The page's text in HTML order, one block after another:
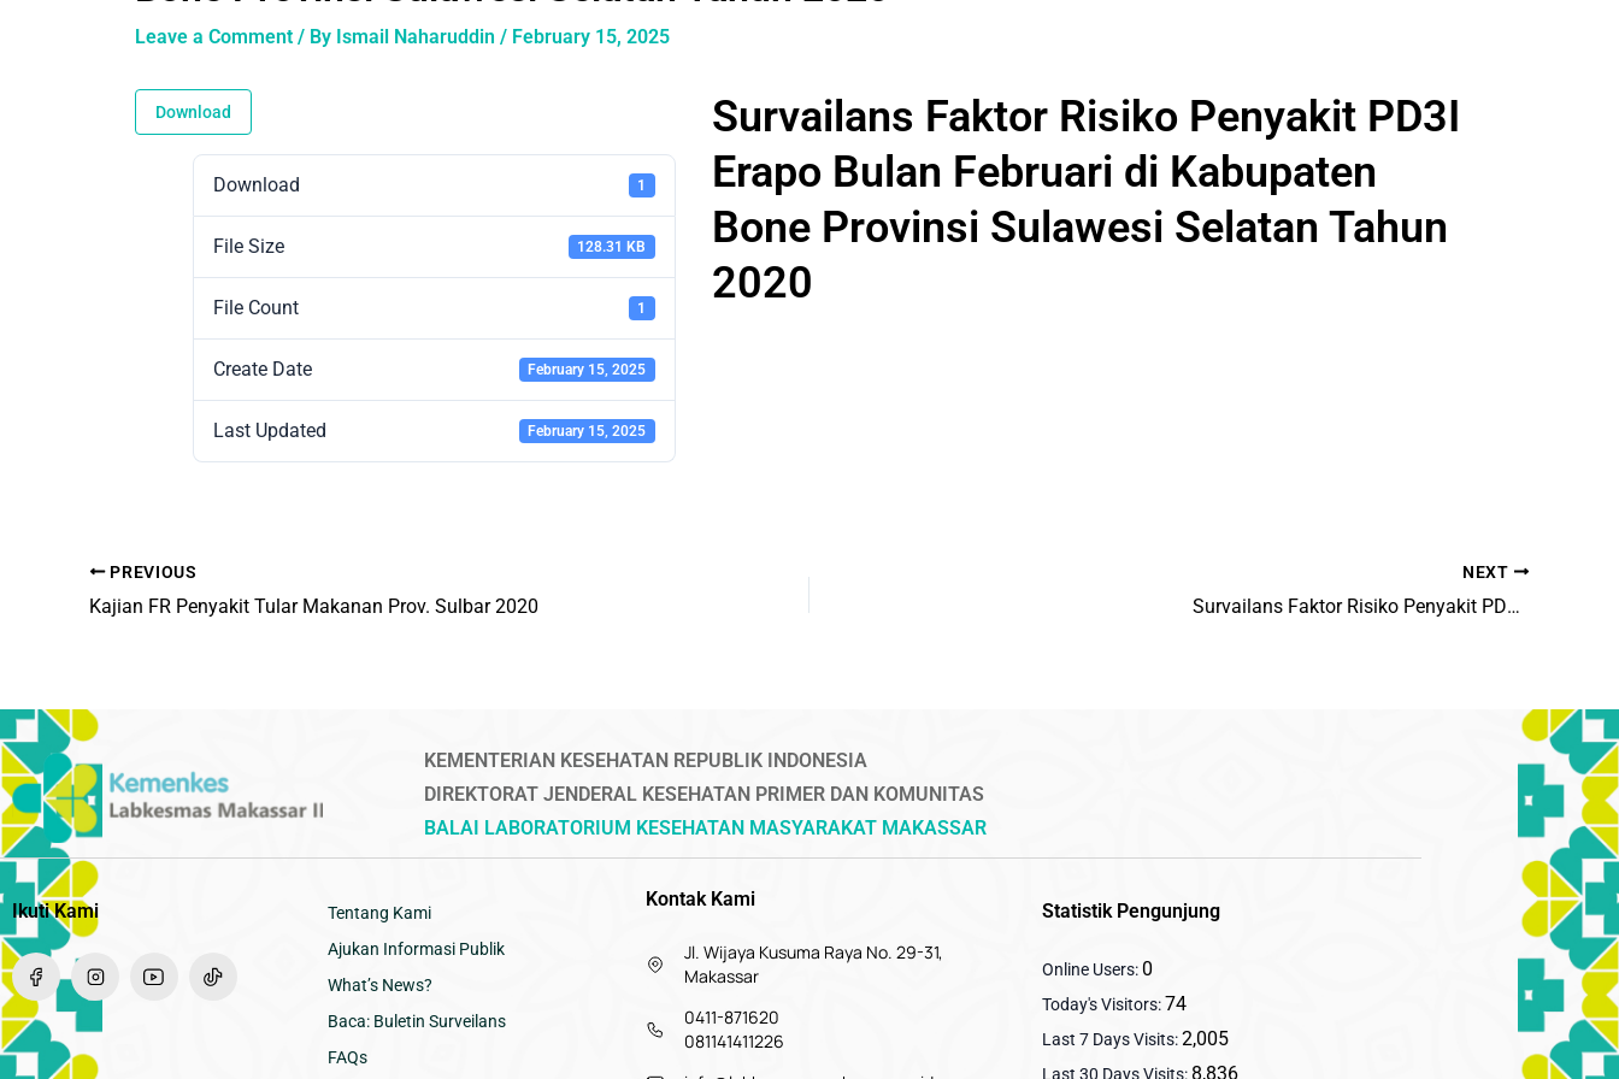
Leave a Comment / By Ismail Naharuddin / February 15, 2025
Download
Download 1
File Size 128.31 KB
File Count 1
Create Date February 15, 2025
Last Updated February 15, 2025
Survailans Faktor Risiko Penyakit PD3I
Erapo Bulan Februari di Kabupaten
Bone Provinsi Sulawesi Selatan Tahun
2020
PREVIOUS
Kajian FR Penyakit Tular Makanan Prov. Sulbar 2020
NEXT
Survailans Faktor Risiko Penyakit PD3I Erapo Bulan Maret di Kabupaten Bone Provinsi Sulawesi Selatan Tahun 2020
KEMENTERIAN KESEHATAN REPUBLIK INDONESIA
DIREKTORAT JENDERAL KESEHATAN PRIMER DAN KOMUNITAS
BALAI LABORATORIUM KESEHATAN MASYARAKAT MAKASSAR
Ikuti Kami
Tentang Kami
Ajukan Informasi Publik
What’s News?
Baca: Buletin Surveilans
FAQs
Kontak Kami
Jl. Wijaya Kusuma Raya No. 29-31,
Makassar
0411-871620
081141411226
Statistik Pengunjung
Online Users:0
Today's Visitors:74
Last 7 Days Visits:2,005
Last 30 Days Visits: 8,836